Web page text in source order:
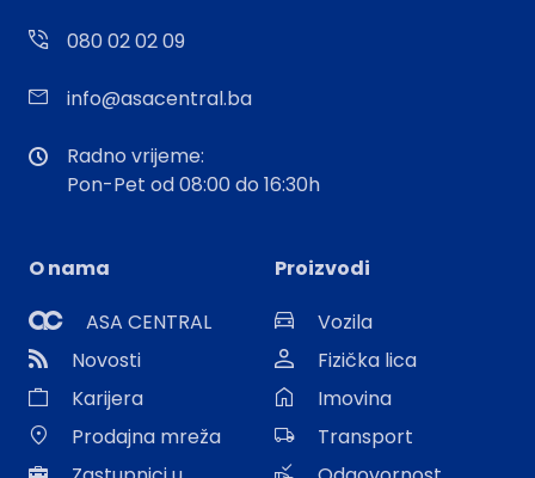
080 02 02 09
info@asacentral.ba
Radno vrijeme:
Pon-Pet od 08:00 do 16:30h
O nama
ASA CENTRAL
Novosti
Karijera
Prodajna mreža
Proizvodi
Vozila
Fizička lica
Imovina
Transport